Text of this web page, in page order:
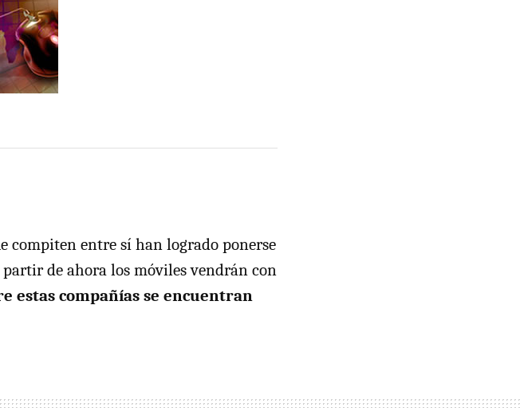
compiten entre sí han logrado ponerse
de ahora los móviles vendrán con
estas compañías se encuentran